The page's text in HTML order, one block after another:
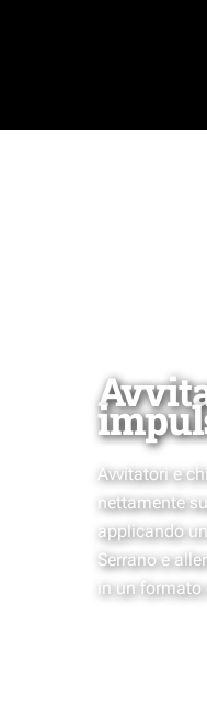
Avvitatori e
nettamente
applicando
Serrano e
in un